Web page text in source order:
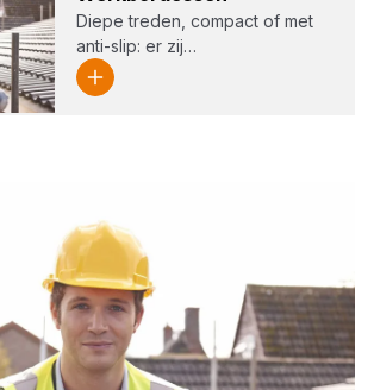
Diepe treden, compact of met
anti-slip: er zij…